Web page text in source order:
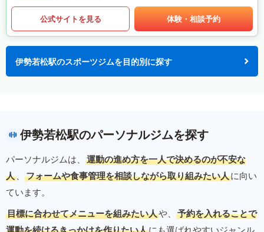
公式サイトを見る 体験・相談予約
伊勢若松駅のスポーツジムを目的別に探す
伊勢若松駅のパーソナルジムを探す
パーソナルジムは、
運動の進め方を一人で決めるのが不安な
人 、 フォームや食事管理を相談しながら取り組みたい人に向い
ています。
目標に合わせてメニューを組みたい人や、
予約を入れることで